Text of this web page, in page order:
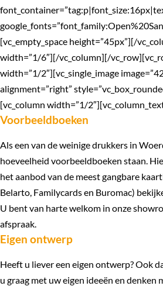
HUIS
LOGO
ROL
HUIS
LOGO
HUIS
LOGO
ROL
HUIS
LOGO
HUIS
LOGO
ROL
HUIS
LOGO
[vc_empty_space height=”45px”][/
width=”1/6″][/vc_column][/
width=”1/2″][vc_single_image
alignment=”right”
[vc_column width=”1/
Voorbeeldboeken
Als een van de weinige drukkers in
hoeveelheid voorbeeldboeken staan.
het aanbod van de meest gangbare
Belarto, Familycards en Buromac)
U bent van harte welkom in onze
afspraak.
Eigen ontwerp
Heeft u liever een eigen ontwerp? Ook
u graag met uw eigen ideeën en denken